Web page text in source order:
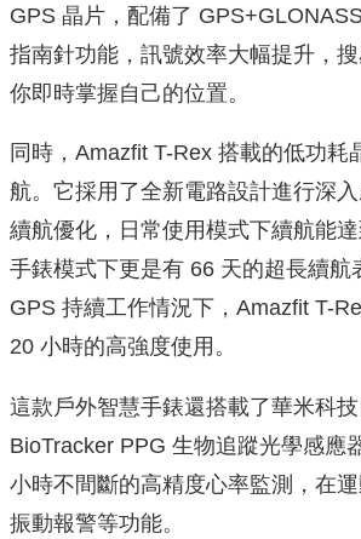
GPS 晶片，配備了
指南針功能，訊號效率大幅提升，
你即時掌握自己的位置。
同時，Amazfit T-Rex 搭載的低功耗
航。它採用了全新電路設計進行深
續航優化，日常使用模式下續航能
手錶模式下更是有 66 天的超長續航
GPS 持續工作情況下，Amazfit T-
20 小時的高強度使用。
這款戶外智慧手錶還搭載了華米科
BioTracker PPG 生物追蹤光學感應
小時不間斷的高精度心率監測，在
振動報警等功能。